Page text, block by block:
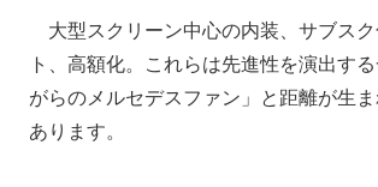
大型スクリーン中心の内装、サブスク
ト、高額化。これらは先進性を演出す
がらのメルセデスファン」と距離が生
あります。